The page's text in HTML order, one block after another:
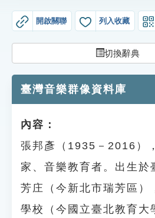
生字詞彙表
知識索引
遊戲專區
教學應用
開啟關聯 列入收藏
切換辭典
臺灣音樂群像資料庫
內容：
張邦彥（1935－2016）
家、音樂教育者。出生於
芳庄（今新北市瑞芳區）
學校（今國立臺北教育大